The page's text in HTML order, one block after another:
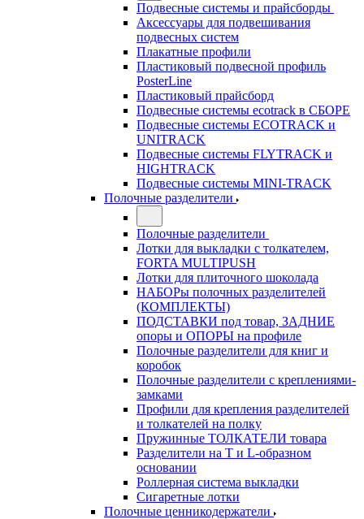
Подвесные системы и прайсборды
Аксессуары для подвешивания
подвесных систем
Плакатные профили
Пластиковый подвесной профиль
PosterLine
Пластиковый прайсборд
Подвесные системы ecotrack в СБОРЕ
Подвесные системы ECOTRACK и
UNITRACK
Подвесные системы FLYTRACK и
HIGHTRACK
Подвесные системы MINI-TRACK
Полочные разделители
Полочные разделители
Лотки для выкладки с толкателем,
FORTA MULTIPUSH
Лотки для плиточного шоколада
НАБОРы полочных разделителей
(КОМПЛЕКТЫ)
ПОДСТАВКИ под товар, ЗАДНИЕ
опоры и ОПОРЫ на профиле
Полочные разделители для книг и
коробок
Полочные разделители с креплениями-
замками
Профили для крепления разделителей
и толкателей на полку
Пружинные ТОЛКАТЕЛИ товара
Разделители на Т и L-образном
основании
Роллерная система выкладки
Сигаретные лотки
Полочные ценникодержатели